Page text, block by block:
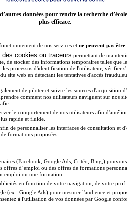
étudiants à faire le bon choix.
données pour rendre la recherche
plus efficace.
de nos services et ne peuvent pas être
des cookies ou traceurs permettant de
de stocker des informations temporaires telles que
les processus d'identification de l'utilisateur, vérifier
site web en détectant les tentatives d'accès
de piloter et suivre les sources d'acquisition
comment nos utilisateurs naviguent sur nos
le comportement de nos utilisateurs afin
rapide et fluide.
de personnaliser les interfaces de consultation et
formations proposées.
(Facebook, Google Ads, Critéo, Bing,)
offres d’emploi ou des offres de formations
emploi ou une formation.
en fonction de votre navigation, de votre
(ex : Google Ads) pour mesurer l'audience et
à l'utilisation de vos données par Google